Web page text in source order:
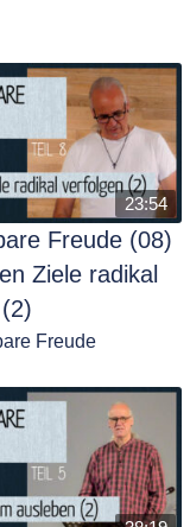
23:54
Freude (08)
Ziele radikal
Freude